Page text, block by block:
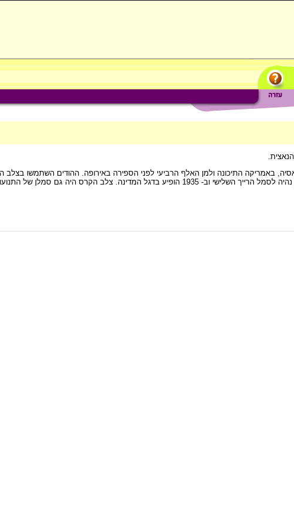
נקבע צלב הקרס לסמל המפלגה הנאצית, בעלות היטלר לשלטון נהיה לסמל הרייך השלישי וב- 1935 הופיע בדגל